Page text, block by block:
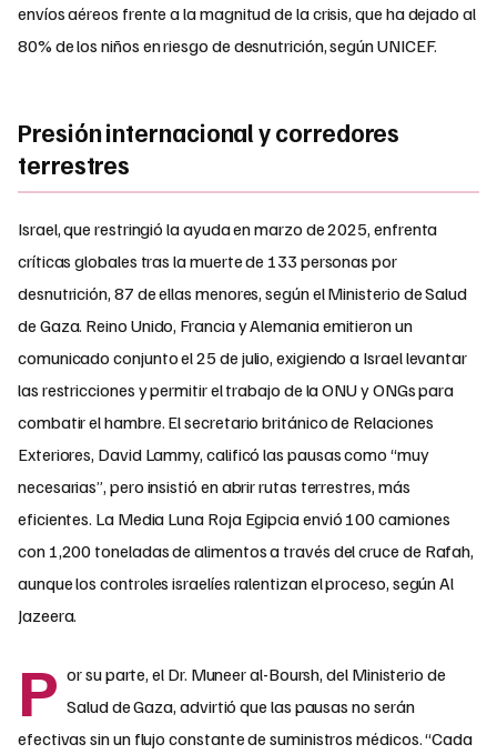
envíos aéreos frente a la magnitud de la crisis, que ha dejado al
80% de los niños en riesgo de desnutrición, según UNICEF.
Presión internacional y corredores
terrestres
Israel, que restringió la ayuda en marzo de 2025, enfrenta
críticas globales tras la muerte de 133 personas por
desnutrición, 87 de ellas menores, según el Ministerio de Salud
de Gaza. Reino Unido, Francia y Alemania emitieron un
comunicado conjunto el 25 de julio, exigiendo a Israel levantar
las restricciones y permitir el trabajo de la ONU y ONGs para
combatir el hambre. El secretario británico de Relaciones
Exteriores, David Lammy, calificó las pausas como “muy
necesarias”, pero insistió en abrir rutas terrestres, más
eficientes. La Media Luna Roja Egipcia envió 100 camiones
con 1,200 toneladas de alimentos a través del cruce de Rafah,
aunque los controles israelíes ralentizan el proceso, según Al
Jazeera.
P or su parte, el Dr. Muneer al-Boursh, del Ministerio de
Salud de Gaza, advirtió que las pausas no serán
efectivas sin un flujo constante de suministros médicos. “Cada